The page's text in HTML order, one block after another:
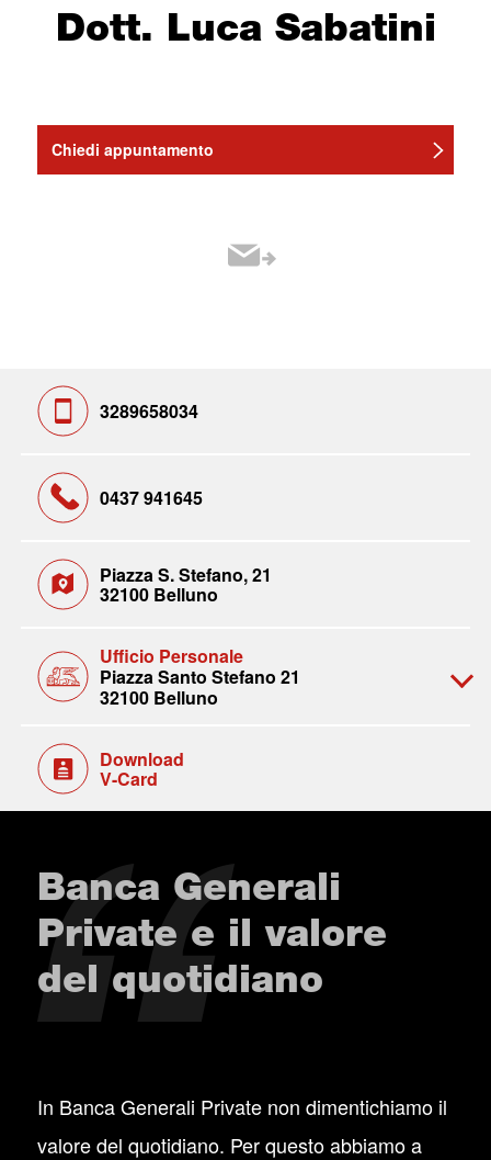
Dott. Luca Sabatini
Chiedi appuntamento
3289658034
0437 941645
Piazza S. Stefano, 21
32100 Belluno
Ufficio Personale
Piazza Santo Stefano 21
32100 Belluno
Download
V-Card
Banca Generali
Private e il valore
del quotidiano
In Banca Generali Private non dimentichiamo il
valore del quotidiano. Per questo abbiamo a